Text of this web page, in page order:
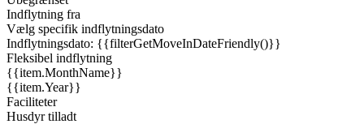
Indflytning fra
Vælg specifik indflytningsdato
Indflytningsdato: {{filterGetMoveInDateFriendly()}}
Fleksibel indflytning
{{item.MonthName}}
{{item.Year}}
Faciliteter
Husdyr tilladt